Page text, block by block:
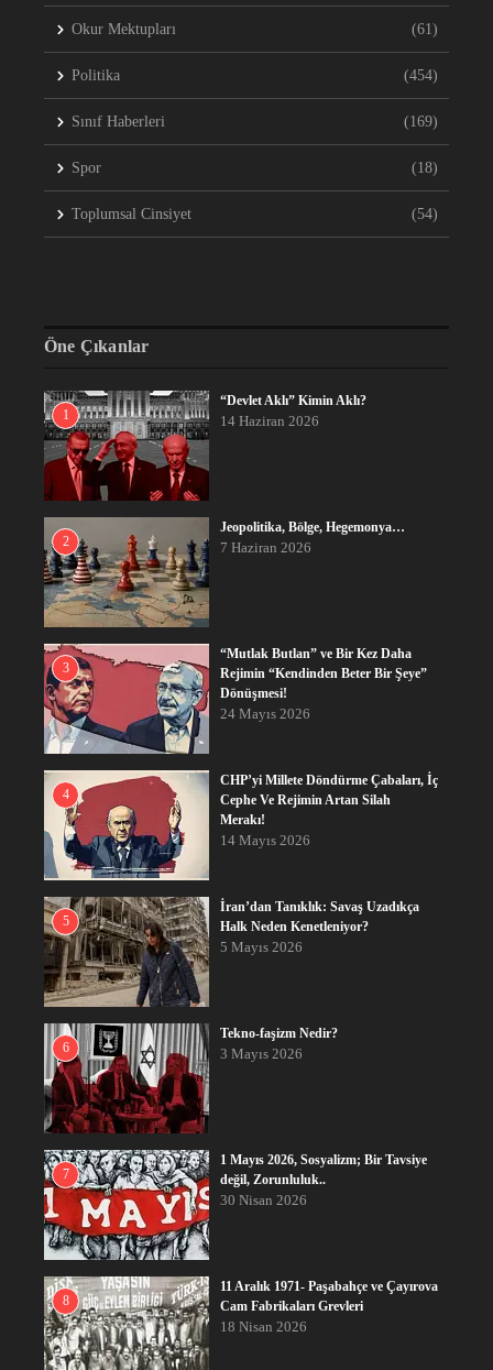
Okur Mektupları (61)
Politika (454)
Sınıf Haberleri (169)
Spor (18)
Toplumsal Cinsiyet (54)
Öne Çıkanlar
1
“Devlet Aklı” Kimin Aklı?
14 Haziran 2026
2
Jeopolitika, Bölge, Hegemonya…
7 Haziran 2026
3
“Mutlak Butlan” ve Bir Kez Daha
Rejimin “Kendinden Beter Bir Şeye”
Dönüşmesi!
24 Mayıs 2026
4
CHP’yi Millete Döndürme Çabaları, İç
Cephe Ve Rejimin Artan Silah
Merakı!
14 Mayıs 2026
5
İran’dan Tanıklık: Savaş Uzadıkça
Halk Neden Kenetleniyor?
5 Mayıs 2026
6
Tekno-faşizm Nedir?
3 Mayıs 2026
7
1 Mayıs 2026, Sosyalizm; Bir Tavsiye
değil, Zorunluluk..
30 Nisan 2026
8
11 Aralık 1971- Paşabahçe ve Çayırova
Cam Fabrikaları Grevleri
18 Nisan 2026